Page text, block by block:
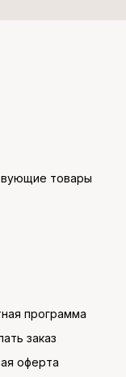
товары
программа
заказ
оферта